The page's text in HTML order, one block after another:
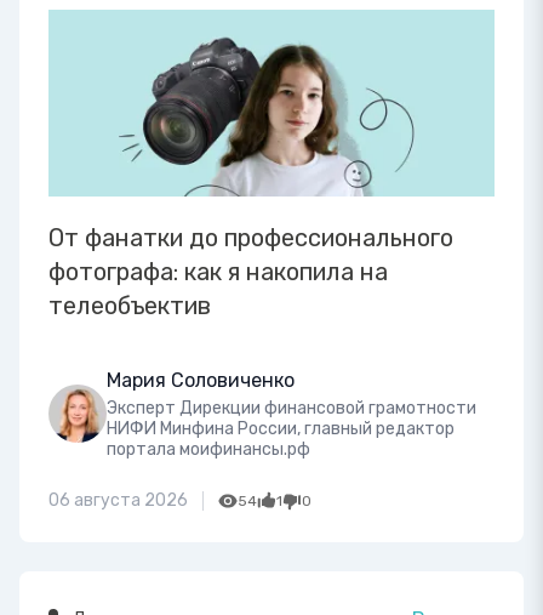
От фанатки до профессионального
фотографа: как я накопила на
телеобъектив
Мария Соловиченко
Эксперт Дирекции финансовой грамотности
НИФИ Минфина России, главный редактор
портала моифинансы.рф
06 августа 2026 54 1 0